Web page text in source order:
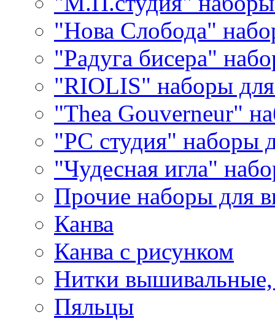
"Нова Слобода"
"Радуга бисера"
"RIOLIS" наборы
"Thea Gouverneur"
"РС студия" наборы
"Чудесная игла"
Прочие наборы для
Канва
Канва с рисунком
Нитки
Пяльцы